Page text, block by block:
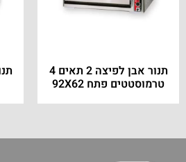
תנור אבן לפיצה 2 תאים 4
טרמוסטטים פתח 92X62